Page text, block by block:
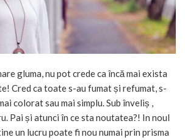
gluma, nu pot crede ca încă mai exista
Cred ca toate s-au fumat și refumat, s-
colorat sau mai simplu. Sub înveliș ,
Pai și atunci în ce sta noutatea?! In noul
un lucru poate fi nou numai prin prisma